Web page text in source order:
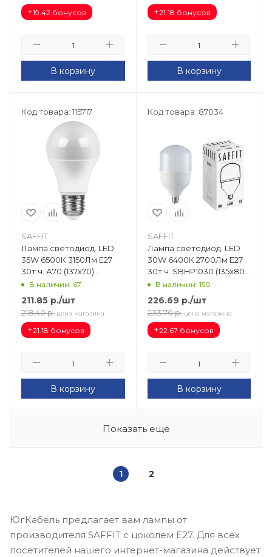
+19.42 бонусов
В корзину
+21.18 бонусов
В корзину
Код товара: 115717
SAFFIT
Лампа светодиод. LED
35W 6500К 3150Лм Е27
30т.ч. А70 (137х70)
(аналог 320W) SBA7035
В наличии: 67
211.85 р./шт
218.40 р. цена магазина
+21.18 бонусов
В корзину
Код товара: 87034
SAFFIT
Лампа светодиод. LED
30W 6400К 2700Лм Е27
30т.ч. SBHP1030 (135х80)
55091
В наличии: 150
226.69 р./шт
233.70 р. цена магазина
+22.67 бонусов
В корзину
Показать еще
1 2
ЮгКабель предлагает вам лампы от
производителя SAFFIT с цоколем E27. Для всех
посетителей нашего интернет-магазина действует